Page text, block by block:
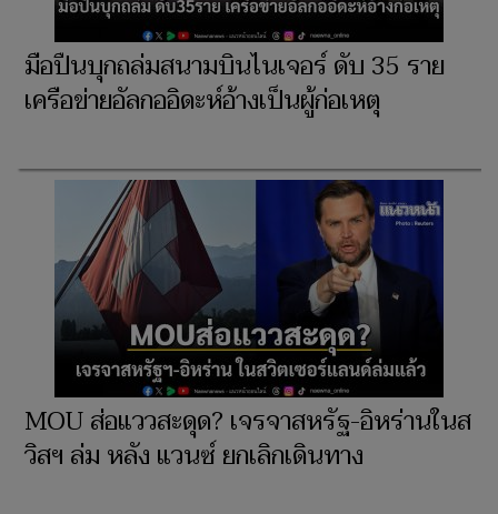
มือปืนบุกถล่มสนามบินไนเจอร์ ดับ 35 ราย
เครือข่ายอัลกออิดะห์อ้างเป็นผู้ก่อเหตุ
MOU ส่อแววสะดุด? เจรจาสหรัฐ-อิหร่านในส
วิสฯ ล่ม หลัง แวนซ์ ยกเลิกเดินทาง